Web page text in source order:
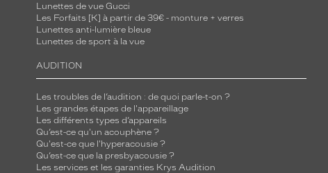
Lunettes de vue Gucci
Les Forfaits [K] à partir de 39€ - monture + verres
Lunettes anti-lumière bleue
Lunettes de sport à la vue
AUDITION
Les troubles de l’audition : de quoi parle-t-on ?
Les grandes étapes de l'appareillage
Les différents types d’appareils
Qu’est-ce qu'un acouphène ?
Qu'est-ce que l'hyperacousie ?
Qu’est-ce que la presbyacousie ?
Les services et les garanties Krys Audition